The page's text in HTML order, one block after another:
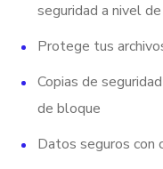
seguridad a nivel
Protege tus
Copias de
de bloque
Datos seguros con